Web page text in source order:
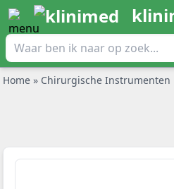
Home » Chirurgische Instrumenten